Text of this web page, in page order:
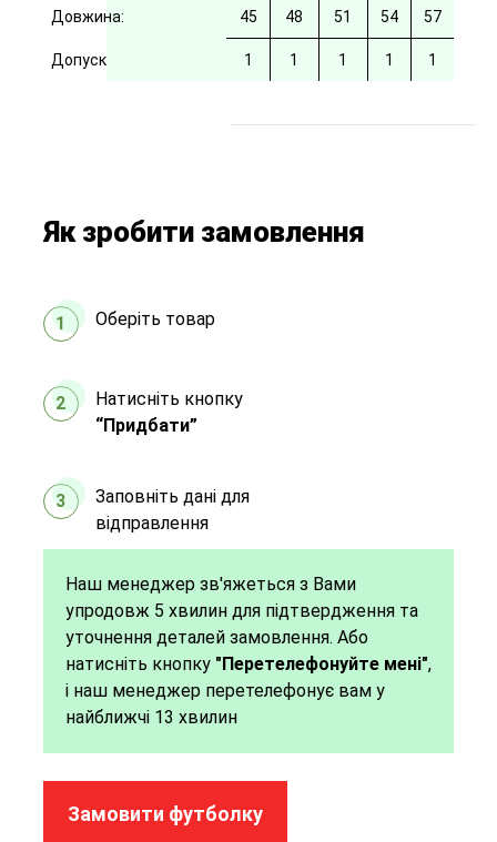
Довжина: 45 48 51 54 57
Допуск 1 1 1 1 1
Як зробити замовлення
1 Оберіть товар
2
Натисніть кнопку
“Придбати”
3
Заповніть дані для
відправлення
Виберіть спосіб
оплати
5
Натисніть кнопку
"Підтвердити
Замовити футболку
Наш менеджер зв'яжеться з Вами
упродовж 5 хвилин для підтвердження та
уточнення деталей замовлення. Або
натисніть кнопку "Перетелефонуйте мені",
і наш менеджер перетелефонує вам у
найближчі 13 хвилин